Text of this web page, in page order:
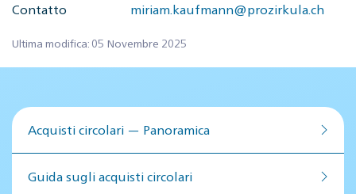
Contatto miriam.kaufmann@prozirkula.ch
Ultima modifica: 05 Novembre 2025
Acquisti circolari — Panoramica
Guida sugli acquisti circolari